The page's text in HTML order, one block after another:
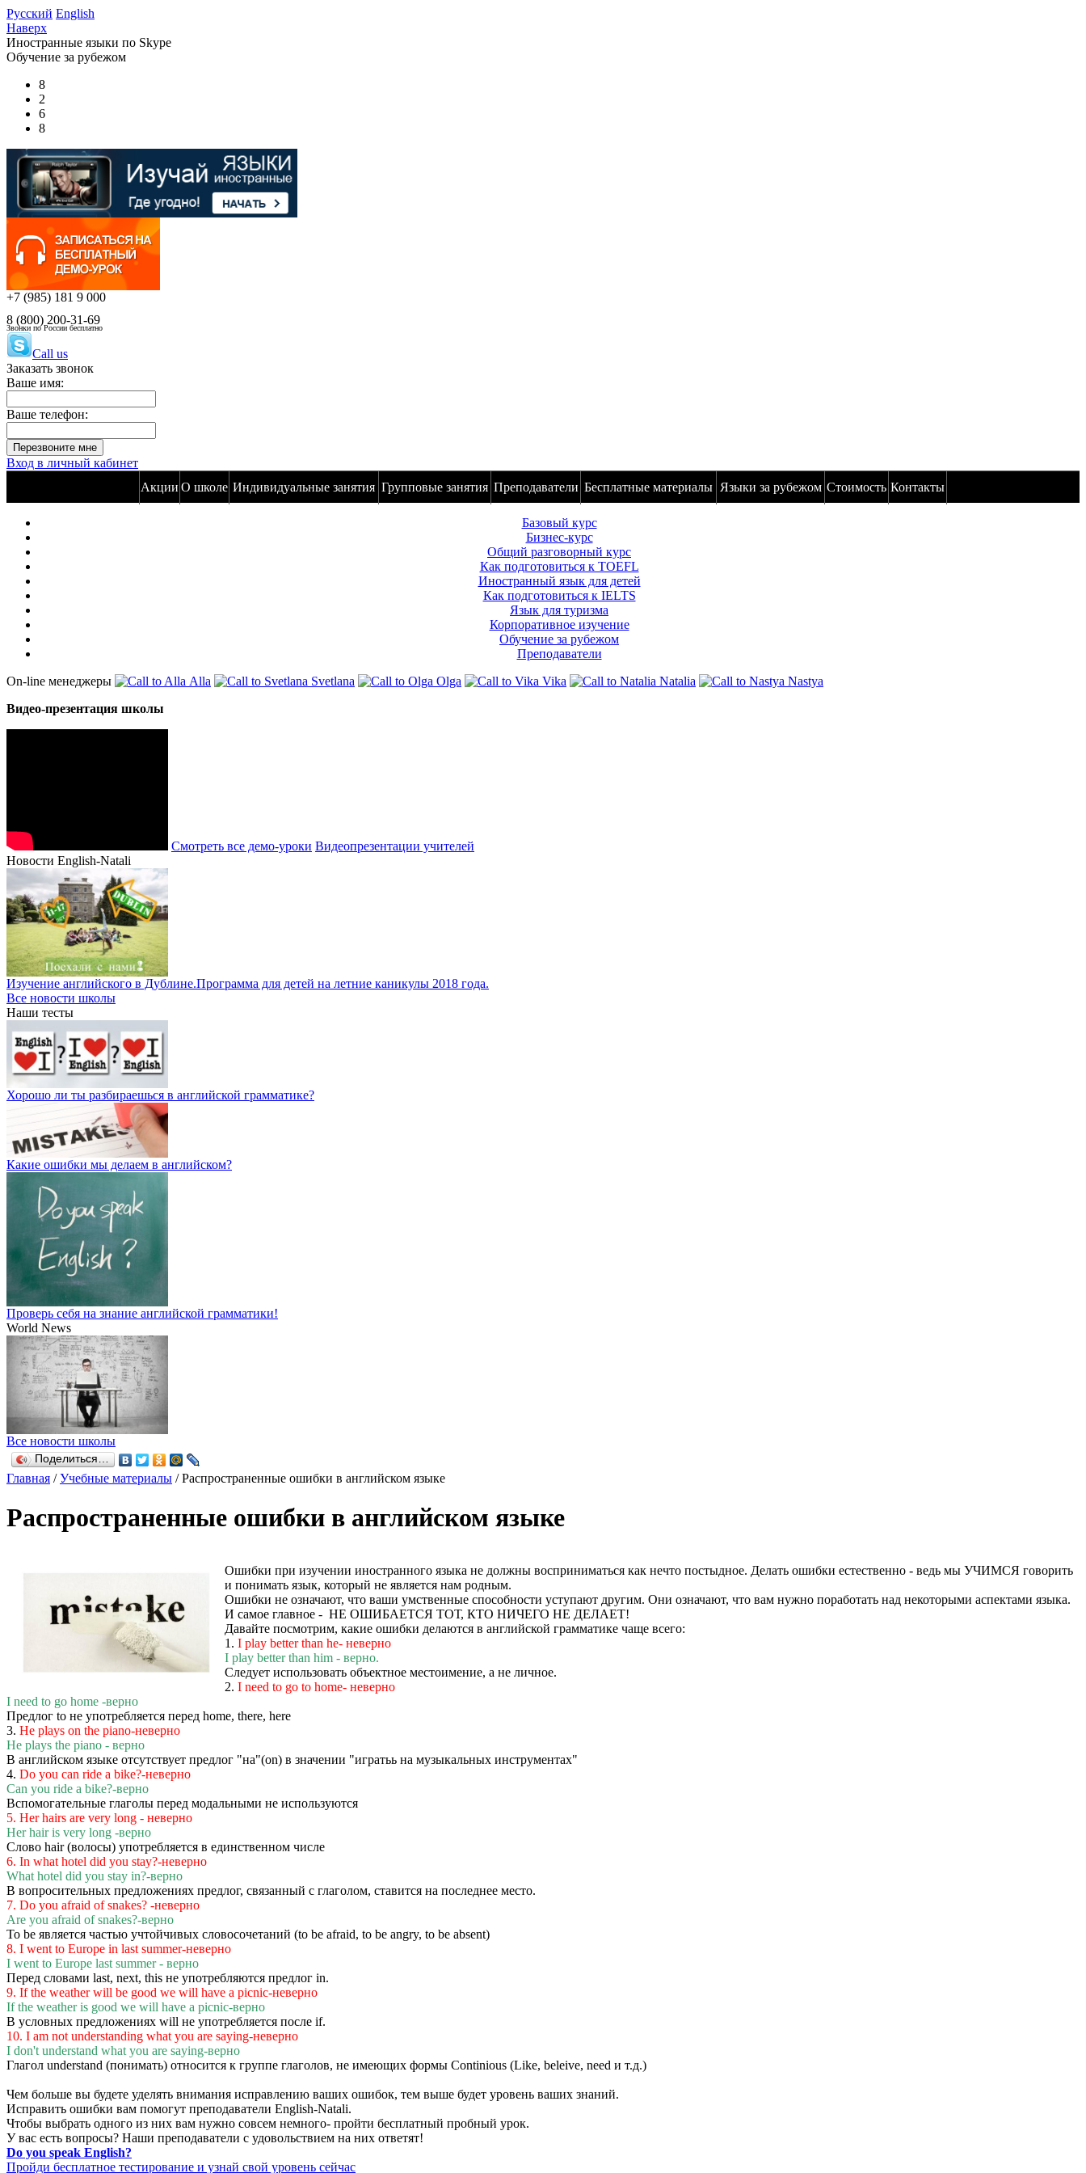
Русский English
Наверх
Иностранные языки по Skype
Обучение за рубежом
8
2
6
8
+7 (985) 181 9 000
8 (800) 200-31-69
Звонки по России бесплатно
Call us
Заказать звонок
Ваше имя:
Ваше телефон:
Вход в личный кабинет
Акции О школе Индивидуальные занятия Групповые занятия Преподаватели Бесплатные материалы Языки за рубежом Стоимость Контакты
Базовый курс
Бизнес-курс
Общий разговорный курс
Как подготовиться к TOEFL
Иностранный язык для детей
Как подготовиться к IELTS
Язык для туризма
Корпоративное изучение
Обучение за рубежом
Преподаватели
On-line менеджеры
Alla Svetlana Olga Vika Natalia
Nastya
Видео-презентация школы
Смотреть все демо-уроки Видеопрезентации учителей
Новости English-Natali
Изучение английского в Дублине.Программа для детей на летние каникулы 2018 года.
Все новости школы
Наши тесты
Хорошо ли ты разбираешься в английской грамматике?
Какие ошибки мы делаем в английском?
Проверь себя на знание английской грамматики!
World News
Все новости школы
Поделиться…
Главная /Учебные материалы /Распространенные ошибки в английском языке
Распространенные ошибки в английском языке
Ошибки при изучении иностранного языка не должны восприниматься как нечто постыдное. Делать ошибки естественно - ведь мы УЧИМСЯ говорить
и понимать язык, который не является нам родным.
Ошибки не означают, что ваши умственные способности уступают другим. Они означают, что вам нужно поработать над некоторыми аспектами языка.
И самое главное - НЕ ОШИБАЕТСЯ ТОТ, КТО НИЧЕГО НЕ ДЕЛАЕТ!
Давайте посмотрим, какие ошибки делаются в английской грамматике чаще всего:
1. I play better than he- неверно
I play better than him - верно.
Следует использовать объектное местоимение, а не личное.
2. I need to go to home- неверно
I need to go home -верно
Предлог to не употребляется перед home, there, here
3. He plays on the piano-неверно
He plays the piano - верно
В английском языке отсутствует предлог "на"(on) в значении "игратьь на музыкальных инструментах"
4. Do you can ride a bike?-неверно
Can you ride a bike?-верно
Вспомогательные глаголы перед модальными не используются
5. Her hairs are very long - неверно
Her hair is very long -верно
Слово hair (волосы) употребляется в единственном числе
6. In what hotel did you stay?-неверно
What hotel did you stay in?-верно
В вопросительных предложениях предлог, связанный с глаголом, ставится на последнее место.
7. Do you afraid of snakes? -неверно
Are you afraid of snakes?-верно
To be является частью учтойчивых словосочетаний (to be afraid, to be angry, to be absent)
8. I went to Europe in last summer-неверно
I went to Europe last summer - верно
Перед словами last, next, this не употребляются предлог in.
9. If the weather will be good we will have a picnic-неверно
If the weather is good we will have a picnic-верно
В условных предложениях will не употребляется после if.
10. I am not understanding what you are saying-неверно
I don't understand what you are saying-верно
Глагол understand (понимать) относится к группе глаголов, не имеющих формы Continious (Like, beleive, need и т.д.)
Чем больше вы будете уделять внимания исправлению ваших ошибок, тем выше будет уровень ваших знаний.
Исправить ошибки вам помогут преподаватели English-Natali.
Чтобы выбрать одного из них вам нужно совсем немного- пройти бесплатный пробный урок.
У вас есть вопросы? Наши преподаватели с удовольствием на них ответят!
Do you speak English?
Пройди бесплатное тестирование и узнай свой уровень сейчас